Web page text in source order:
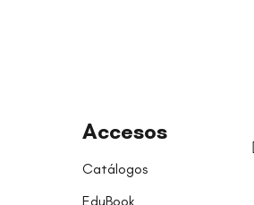
Accesos
Catálogos
EduBook